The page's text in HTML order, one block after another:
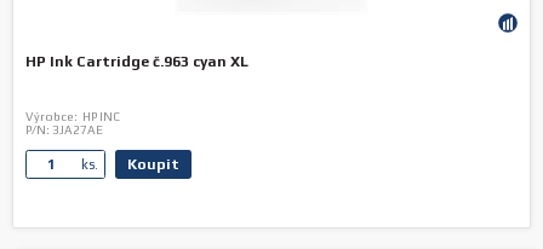
HP Ink Cartridge č.963 cyan XL
Výrobce: HP INC
P/N: 3JA27AE
ks. Koupit